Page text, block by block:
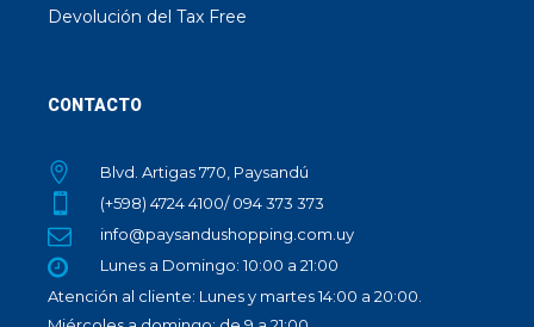
Devolución del Tax Free
CONTACTO
Blvd. Artigas 770, Paysandú
(+598) 4724 4100/ 094 373 373
info@paysandushopping.com.uy
Lunes a Domingo: 10:00 a 21:00
Atención al cliente: Lunes y martes 14:00 a 20:00.